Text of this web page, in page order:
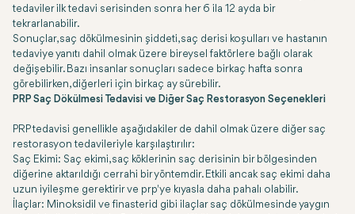
tedaviler ilk tedavi serisinden sonra her 6 ila 12 ayda bir
tekrarlanabilir.
Sonuçlar, saç dökülmesinin şiddeti, saç derisi koşulları ve hastanın
tedaviye yanıtı dahil olmak üzere bireysel faktörlere bağlı olarak
değişebilir. Bazı insanlar sonuçları sadece birkaç hafta sonra
görebilirken, diğerleri için birkaç ay sürebilir.
PRP Saç Dökülmesi Tedavisi ve Diğer Saç Restorasyon Seçenekleri
PRP tedavisi genellikle aşağıdakiler de dahil olmak üzere diğer saç
restorasyon tedavileriyle karşılaştırılır:
Saç Ekimi: Saç ekimi, saç köklerinin saç derisinin bir bölgesinden
diğerine aktarıldığı cerrahi bir yöntemdir. Etkili ancak saç ekimi daha
uzun iyileşme gerektirir ve prp'ye kıyasla daha pahalı olabilir.
İlaçlar: Minoksidil ve finasterid gibi ilaçlar saç dökülmesinde yaygın